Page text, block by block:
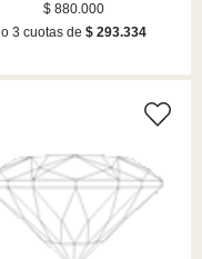
$ 880.000
o 3 cuotas de $ 293.334